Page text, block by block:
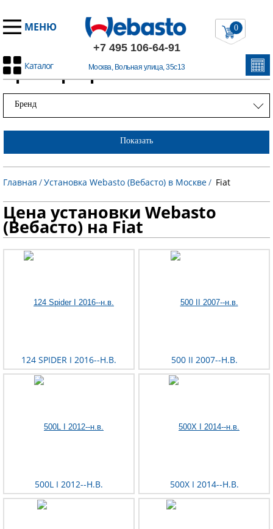
МЕНЮ
+7 495 106-64-91
Москва, Вольная улица, 35с13
Каталог
0
Примеры работ
Бренд
Показать
Главная /Установка Webasto (Вебасто) в Москве/ Fiat
Цена установки Webasto
(Вебасто) на Fiat
124 SPIDER I 2016--Н.В. 500 II 2007--Н.В.
500L I 2012--Н.В. 500X I 2014--Н.В.